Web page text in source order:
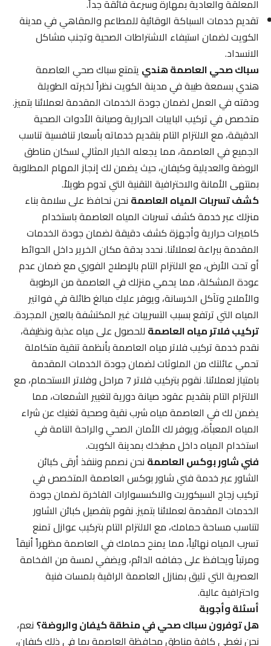
المعلقة والعادية بمهارة وسرعة فائقة جداً.
تقديم خدمات السباكة الوقائية للمطاعم والمقاهي في مدينة
الكويت لضمان استيفاء الاشتراطات الصحية وتجنب مشاكل
الانسداد.
سباك صحي العاصمة هندييتمتع سباك صحي العاصمة
هندي بسمعة طيبة في مدينة الكويت نظراً لخبرته الطويلة
ودقته في العمل لضمان جودة الخدمات المقدمة لعملائنا بتميز.
متخصص في تركيب البايبات الحرارية وصيانة الأدوات الصحية
الدقيقة، مع الالتزام التام بتقديم خدماته بأسعار تنافسية تناسب
الجميع في العاصمة، مما يجعله الخيار المثالي لسكان مناطق
الروضة والعديلية وكيفان، حيث يضمن لك إنجاز المهام المطلوبة
بمنتهى الأمانة والاحترافية التقنية التي تدوم طويلاً.
كشف تسربات المياه العاصمةنحن نحافظ على سلامة بناء
منزلك عبر خدمة كشف تسربات المياه العاصمة باستخدام
كاميرات حرارية وأجهزة كشف دقيقة لضمان جودة الخدمات
المقدمة ببراعة لعملائنا. نحدد بدقة مكان الخرير داخل الحوائط
أو تحت الأرض، مع الالتزام التام بالإصلاح الفوري مع ضمان عدم
عودة المشكلة، مما يحمي منزلك في العاصمة من الرطوبة
والأملاح وتآكل الخرسانة، ويوفر عليك مبالغ طائلة في فواتير
المياه التي ترتفع بسبب التسريبات غير المكتشفة بالعين المجردة.
تركيب فلاتر مياه العاصمةللحصول على مياه عذبة ونظيفة،
نقدم خدمة تركيب فلاتر مياه العاصمة بأنظمة تنقية متكاملة
تحمي عائلتك من الملوثات لضمان جودة الخدمات المقدمة
بامتياز لعملائنا. نقوم بتركيب فلاتر 7 مراحل وفلاتر الاستحمام، مع
الالتزام التام بتقديم عقود صيانة دورية لتغيير الشمعات، مما
يضمن لك في العاصمة مياه شرب نقية وصحية تغنيك عن شراء
المياه المعبأة، ويوفر لك الأمان الصحي والراحة التامة في
استخدام المياه داخل مطبخك بمدينة الكويت.
فني شاور بوكس العاصمةنحن نصمم وننفذ أرقى كبائن
الشاور عبر خدمة فني شاور بوكس العاصمة المتخصص في
تركيب زجاج السيكوريت والاكسسوارات الفاخرة لضمان جودة
الخدمات المقدمة لعملائنا بتميز. نقوم بتفصيل كبائن الشاور
لتناسب مساحة حمامك، مع الالتزام التام بتركيب عوازل تمنع
تسرب المياه نهائياً، مما يمنح حمامك في العاصمة مظهراً أنيقاً
ومرتباً ويحافظ على جفافه الدائم، ويضفي لمسة من الفخامة
العصرية التي تليق بمنازل العاصمة الراقية بلمسات فنية
واحترافية عالية.
أسئلة وأجوبة
هل توفرون سباك صحي في منطقة كيفان والروضة؟نعم،
نحن نغطي كافة مناطق محافظة العاصمة بما في ذلك كيفان،